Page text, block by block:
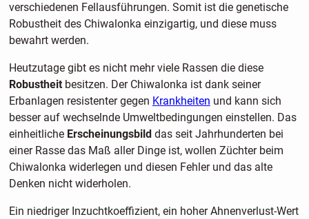
verschiedenen Fellausführungen. Somit ist die genetische
Robustheit des Chiwalonka einzigartig, und diese muss
bewahrt werden.
Heutzutage gibt es nicht mehr viele Rassen die diese
Robustheit besitzen. Der Chiwalonka ist dank seiner
Erbanlagen resistenter gegen Krankheiten und kann sich
besser auf wechselnde Umweltbedingungen einstellen. Das
einheitliche Erscheinungsbild das seit Jahrhunderten bei
einer Rasse das Maß aller Dinge ist, wollen Züchter beim
Chiwalonka widerlegen und diesen Fehler und das alte
Denken nicht widerholen.
Ein niedriger Inzuchtkoeffizient, ein hoher Ahnenverlust-Wert